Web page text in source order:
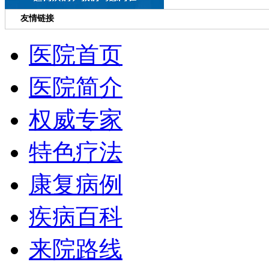
友情链接
医院首页
医院简介
权威专家
特色疗法
康复病例
疾病百科
来院路线